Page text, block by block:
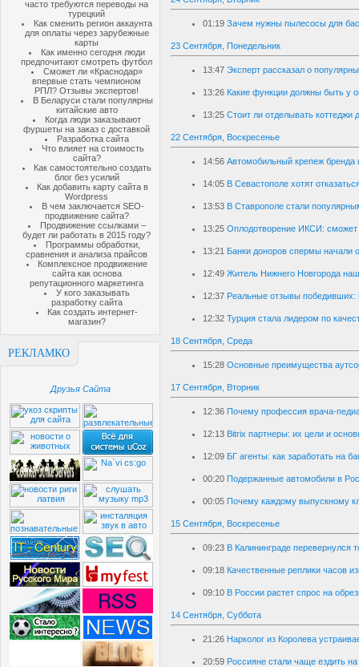
часто требуются переводы на
турецкий
Как сменить регион аккаунта
для оплаты через зарубежные
карты
Как именно сегодня люди
предпочитают смотреть футбол
Сможет ли «Краснодар»
впервые стать чемпионом
РПЛ? Отзывы экспертов!
В Беларуси стали популярны
китайские авто
Когда люди заказывают
фуршеты на заказ с доставкой
Разработка сайта
Что влияет на стоимость
сайта?
Как самостоятельно создать
блог без усилий
Как добавить карту сайта в
Wordpress
В чем заключается SEO-
продвижение сайта?
Продвижение ссылками –
будет ли работать в 2015 году?
Программы обработки,
сравнения и анализа прайсов
Комплексное продвижение
сайта как основа
репутационного маркетинга
У кого заказывать
разработку сайта
Как создать интернет-
магазин?
РЕКЛАМКО
Друзья Сайта
01:19 Зачем нужны пылесосы для
23 Сентября, Понедельник
13:47 Эксперт рассказал о
13:26 Какие функции должны быть у
13:25 Стоит ли отделывать коттеджи
22 Сентября, Воскресенье
14:56 Автомобильный крепеж бренда
14:05 В Севастополе хотят
13:53 В Ставрополе стали
13:25 Оплодотворение ИКСИ:
13:21 Банки доноров спермы начали
12:49 Житель Нижнего Новгорода
12:37 Реальные отзывы победивших:
12:32 Турция стала лидером по
18 Сентября, Среда
15:28 Основные преимущества
17 Сентября, Вторник
12:36 Почему профессия врача-
12:13 Bitrix партнеры: их цели и
12:09 БГ агенты: как заработать на
00:20 Подержанные автомобили в
00:05 Почему каждому выпускному
15 Сентября, Воскресенье
09:23 В Калининграде перевернулся
09:18 Качественные реплики часов
09:10 В России растет спрос на
14 Сентября, Суббота
21:26 Нарколог из Королева
20:59 Россияне стали чаще ездить на